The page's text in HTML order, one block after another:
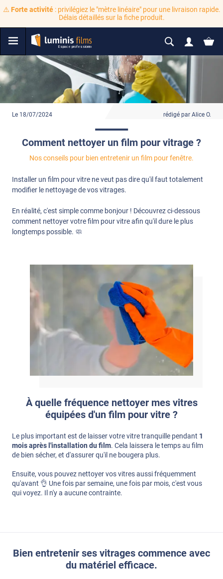
⚠️ Forte activité: privilégiez le "mètre linéaire" pour une livraison rapide.
Délais détaillés sur la fiche produit.
Le 18/07/2024 rédigé par Alice O.
Comment nettoyer un film pour vitrage ?
Nos conseils pour bien entretenir un film pour fenêtre.
Installer un film pour vitre ne veut pas dire qu'il faut totalement
modifier le nettoyage de vos vitrages.
En réalité, c'est simple comme bonjour ! Découvrez ci-dessous
comment nettoyer votre film pour vitre afin qu'il dure le plus
longtemps possible. 🧼
À quelle fréquence nettoyer mes vitres
équipées d'un film pour vitre ?
Le plus important est de laisser votre vitre tranquille pendant 1
mois après l'installation du film. Cela laissera le temps au film
de bien sécher, et d'assurer qu'il ne bougera plus.
Ensuite, vous pouvez nettoyer vos vitres aussi fréquemment
qu'avant 👌 Une fois par semaine, une fois par mois, c'est vous
qui voyez. Il n'y a aucune contrainte.
Bien entretenir ses vitrages commence avec
du matériel efficace.